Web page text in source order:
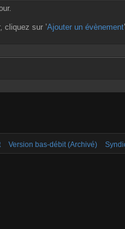
cliquez sur ’Ajouter un évènement
Version bas-débit (Archivé)